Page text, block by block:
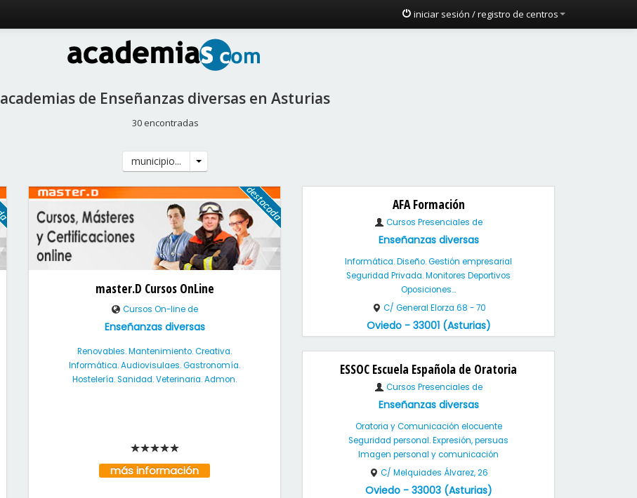
iniciar sesión / registro de centros
academias de Enseñanzas diversas en Asturias
30 encontradas
municipio...
master.D Cursos OnLine
Cursos On-line de
Enseñanzas diversas
Renovables. Mantenimiento. Creativa.
Informática. Audiovisulaes. Gastronomía.
Hostelería. Sanidad. Veterinaria. Admon.
más información
AFA Formación
Cursos Presenciales de
Enseñanzas diversas
Informática. Diseño. Gestión empresarial
Seguridad Privada. Monitores Deportivos
Oposiciones...
C/ General Elorza 68 - 70
Oviedo - 33001 (Asturias)
ESSOC Escuela Española de Oratoria
Cursos Presenciales de
Enseñanzas diversas
Oratoria y Comunicación elocuente
Seguridad personal. Expresión, persuas
Imagen personal y comunicación
C/ Melquiades Álvarez, 26
Oviedo - 33003 (Asturias)